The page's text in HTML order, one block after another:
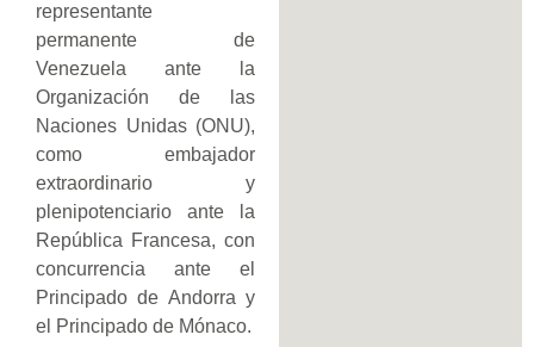
representante
permanente de
Venezuela ante la
Organización de las
Naciones Unidas (ONU),
como embajador
extraordinario y
plenipotenciario ante la
República Francesa, con
concurrencia ante el
Principado de Andorra y
el Principado de Mónaco.